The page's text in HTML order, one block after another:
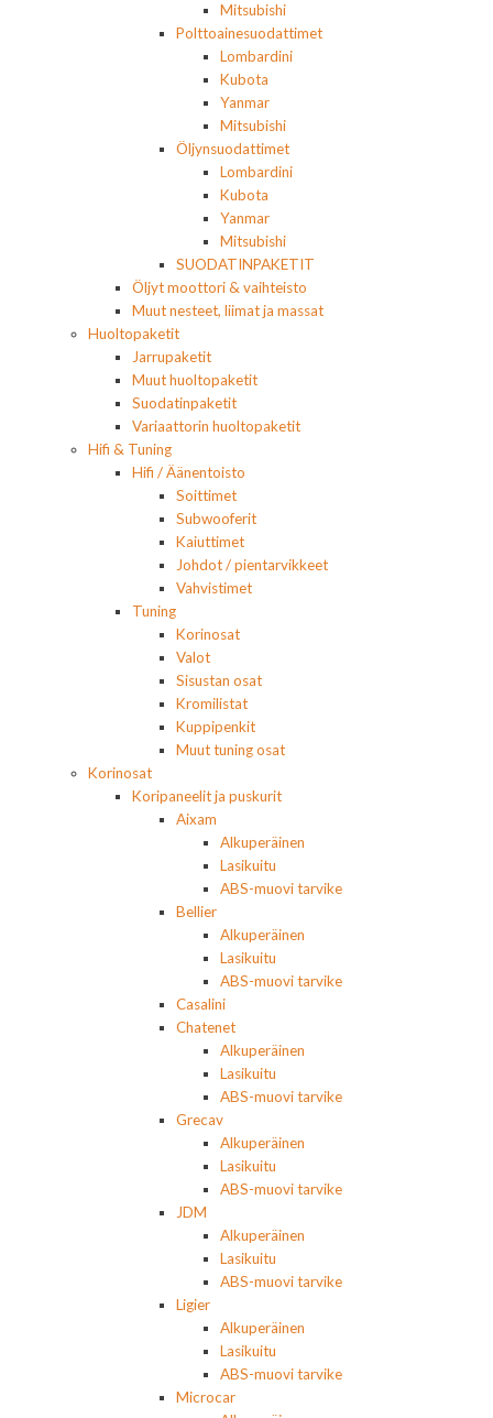
Mitsubishi
Polttoainesuodattimet
Lombardini
Kubota
Yanmar
Mitsubishi
Öljynsuodattimet
Lombardini
Kubota
Yanmar
Mitsubishi
SUODATINPAKETIT
Öljyt moottori & vaihteisto
Muut nesteet, liimat ja massat
Huoltopaketit
Jarrupaketit
Muut huoltopaketit
Suodatinpaketit
Variaattorin huoltopaketit
Hifi & Tuning
Hifi / Äänentoisto
Soittimet
Subwooferit
Kaiuttimet
Johdot / pientarvikkeet
Vahvistimet
Tuning
Korinosat
Valot
Sisustan osat
Kromilistat
Kuppipenkit
Muut tuning osat
Korinosat
Koripaneelit ja puskurit
Aixam
Alkuperäinen
Lasikuitu
ABS-muovi tarvike
Bellier
Alkuperäinen
Lasikuitu
ABS-muovi tarvike
Casalini
Chatenet
Alkuperäinen
Lasikuitu
ABS-muovi tarvike
Grecav
Alkuperäinen
Lasikuitu
ABS-muovi tarvike
JDM
Alkuperäinen
Lasikuitu
ABS-muovi tarvike
Ligier
Alkuperäinen
Lasikuitu
ABS-muovi tarvike
Microcar